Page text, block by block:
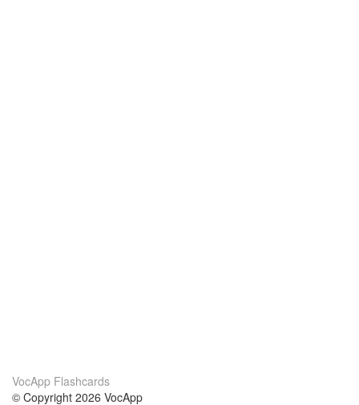
VocApp Flashcards
© Copyright 2026 VocApp